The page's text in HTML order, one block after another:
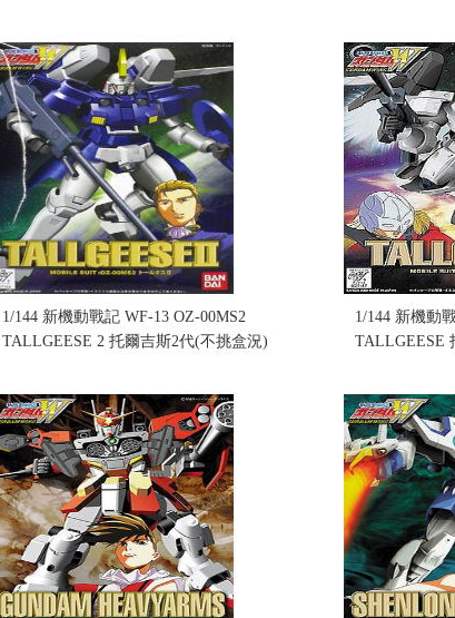
1/144 新機動戰記 WF-13 OZ-00MS2
TALLGEESE 2 托爾吉斯2代(不挑盒況)
售價:0
1/144 新機動
TALLGEESE
售價:0